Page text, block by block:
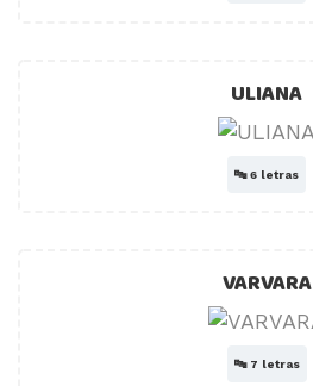
ULIANA
🔤6 letras
VARVARA
🔤 7 letras